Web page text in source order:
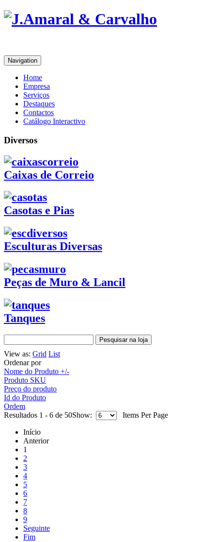
Navigation
Home
Empresa
Serviços
Destaques
Contactos
Catálogo Interactivo
Diversos
Caixas de Correio
Casotas e Pias
Esculturas Diversas
Peças de Muro & Lancil
Tanques
View as: Grid List
Ordenar por
Nome do Produto +/-
Produto SKU
Preço do produto
Id do Produto
Ordem
Resultados 1 - 6 de 50Show: Items Per Page
Início
Anterior
1
2
3
4
5
6
7
8
9
Seguinte
Fim